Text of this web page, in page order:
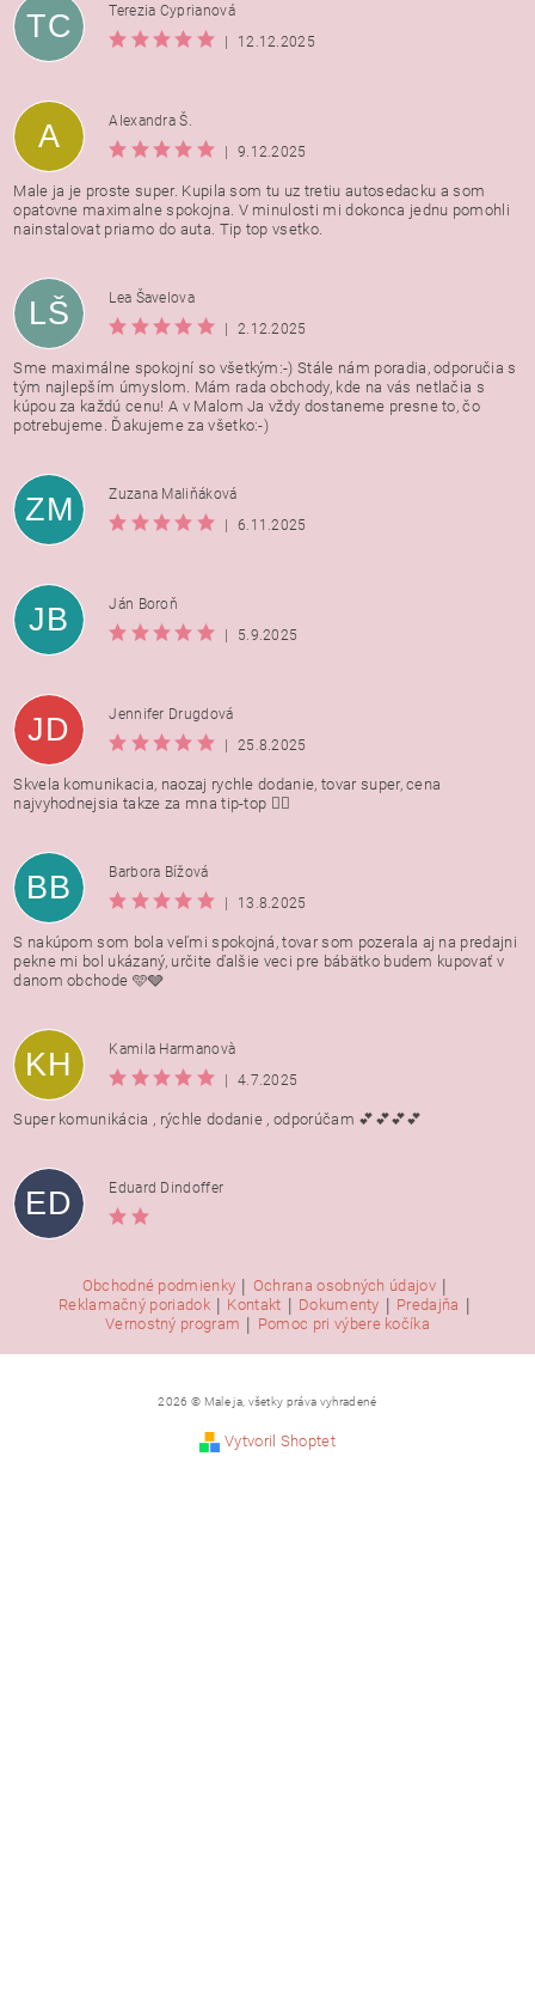
TC
Terezia Cyprianová
12.12.2025
A
Alexandra Š.
9.12.2025
Male ja je proste super. Kupila som tu uz tretiu autosedacku a som
opatovne maximalne spokojna. V minulosti mi dokonca jednu pomohli
nainstalovat priamo do auta. Tip top vsetko.
LŠ
Lea Šavelova
2.12.2025
Sme maximálne spokojní so všetkým:-) Stále nám poradia, odporučia s
tým najlepším úmyslom. Mám rada obchody, kde na vás netlačia s
kúpou za každú cenu! A v Malom Ja vždy dostaneme presne to, čo
potrebujeme. Ďakujeme za všetko:-)
ZM
Zuzana Maliňáková
6.11.2025
JB
Ján Boroň
5.9.2025
JD
Jennifer Drugdová
25.8.2025
Skvela komunikacia, naozaj rychle dodanie, tovar super, cena
najvyhodnejsia takze za mna tip-top 👍🏻
BB
Barbora Bížová
13.8.2025
S nakúpom som bola veľmi spokojná, tovar som pozerala aj na predajni
pekne mi bol ukázaný, určite ďalšie veci pre bábätko budem kupovať v
danom obchode 🩵🩶
KH
Kamila Harmanovà
4.7.2025
Super komunikácia , rýchle dodanie , odporúčam 💕💕💕💕
ED Eduard Dindoffer
Obchodné podmienky | Ochrana osobných údajov |
Reklamačný poriadok | Kontakt | Dokumenty | Predajňa |
Vernostný program | Pomoc pri výbere kočíka
2026 © Male ja, všetky práva vyhradené
Vytvoril Shoptet